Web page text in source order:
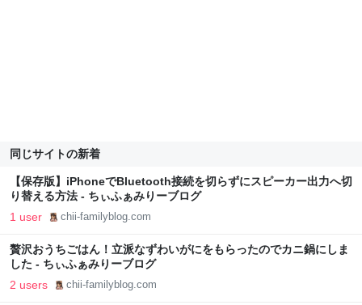
同じサイトの新着
【保存版】iPhoneでBluetooth接続を切らずにスピーカー出力へ切
り替える方法 - ちぃふぁみりーブログ
1 user chii-familyblog.com
贅沢おうちごはん！立派なずわいがにをもらったのでカニ鍋にしま
した - ちぃふぁみりーブログ
2 users chii-familyblog.com